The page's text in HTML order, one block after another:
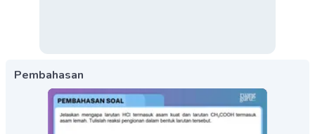
Pembahasan